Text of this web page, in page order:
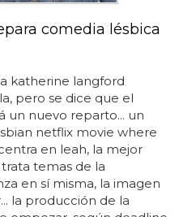
comedia lésbica
katherine langford
pero se dice que el
un nuevo reparto... un
netflix movie where
en leah, la mejor
temas de la
en sí misma, la imagen
la producción de la